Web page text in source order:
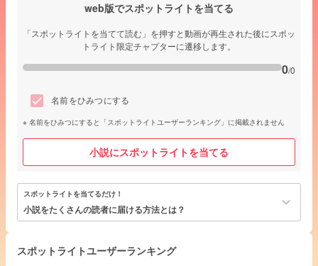
web版でスポットライトを当てる
「スポットライトを当てて読む」を押すと動画が再生された後にスポッ
トライト限定チャプターに遷移します。
0/0
名前をひみつにする
名前をひみつにすると「スポットライトユーザーランキング」に掲載されません
小説にスポットライトを当てる
スポットライトを当てるだけ！
小説をたくさんの読者に届ける方法とは？ keyboard_arrow_down
スポットライトユーザーランキング